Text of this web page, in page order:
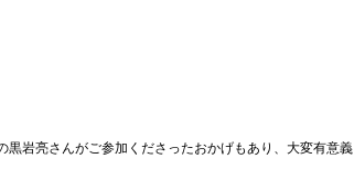
岩亮さんがご参加くださったおかげもあり、大変有意義